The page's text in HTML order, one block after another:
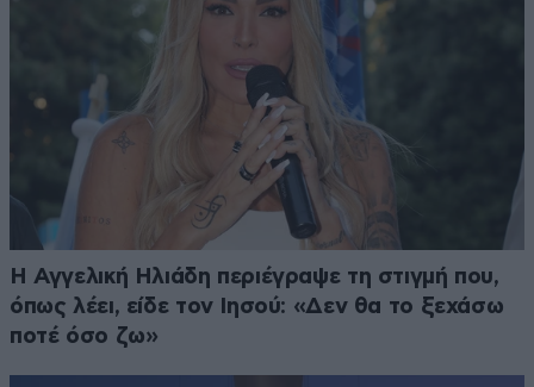
Η Αγγελική Ηλιάδη περιέγραψε τη στιγμή που,
όπως λέει, είδε τον Ιησού: «Δεν θα το ξεχάσω
ποτέ όσο ζω»